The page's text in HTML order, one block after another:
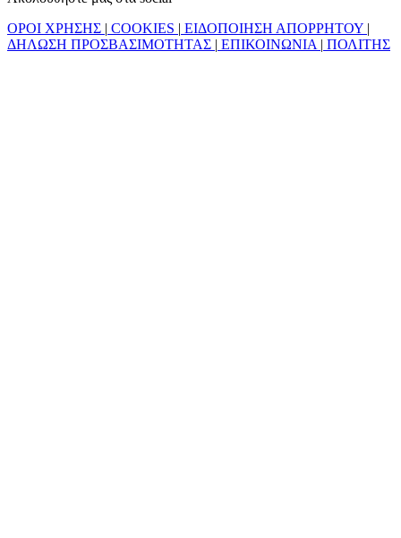
ΟΡΟΙ ΧΡΗΣΗΣ | COOKIES | ΕΙΔΟΠΟΙΗΣΗ ΑΠΟΡΡΗΤΟΥ |
ΔΗΛΩΣΗ ΠΡΟΣΒΑΣΙΜΟΤΗΤΑΣ | ΕΠΙΚΟΙΝΩΝΙΑ | ΠΟΛΙΤΗΣ